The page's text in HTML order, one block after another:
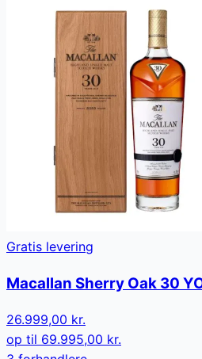
Gratis levering
Macallan Sherry Oak 30
26.999,00 kr.
op til 69.995,00 kr.